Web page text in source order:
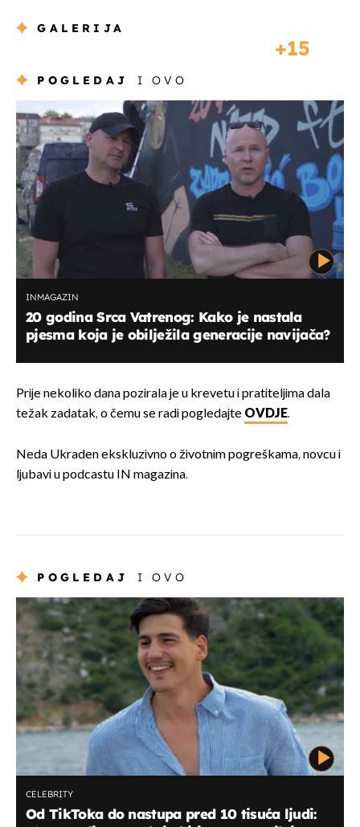
GALERIJA
15
POGLEDAJ I OVO
INMAGAZIN
20 godina Srca Vatrenog: Kako je nastala
pjesma koja je obilježila generacije navijača?
Prije nekoliko dana pozirala je u krevetu i pratiteljima dala
težak zadatak, o čemu se radi pogledajte OVDJE.
Neda Ukraden ekskluzivno o životnim pogreškama, novcu i
ljubavi u podcastu IN magazina.
POGLEDAJ I OVO
CELEBRITY
Od TikToka do nastupa pred 10 tisuća ljudi: